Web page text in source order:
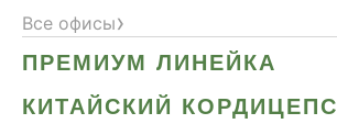
Все офисы›
ПРЕМИУМ ЛИНЕЙКА
КИТАЙСКИЙ КОРДИЦЕПС